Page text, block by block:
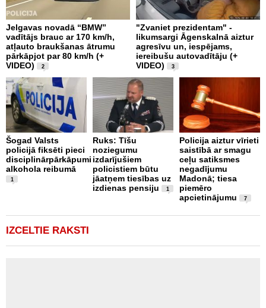
Jelgavas novadā “BMW”
vadītājs brauc ar 170 km/h,
atļauto braukšanas ātrumu
pārkāpjot par 80 km/h (+
VIDEO)
2
"Zvaniet prezidentam" -
likumsargi Āgenskalnā aiztur
agresīvu un, iespējams,
iereibušu autovadītāju (+
VIDEO)
3
Šogad Valsts
policijā fiksēti pieci
disciplinārpārkāpumi
alkohola reibumā
1
Ruks: Tīšu
noziegumu
izdarījušiem
policistiem būtu
jāatņem tiesības uz
izdienas pensiju
1
Policija aiztur vīrieti
saistībā ar smagu
ceļu satiksmes
negadījumu
Madonā; tiesa
piemēro
apcietinājumu
7
IZCELTIE RAKSTI